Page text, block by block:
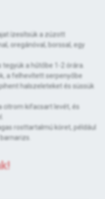
ízesítsük a zúzott
oregánóval, borssal, egy
tegyük a hűtőbe 1-2 órára.
a felhevített serpenyőbe
halszeleteket és süssük
citrom kifacsart levét, és
rosttartalmú köret, például